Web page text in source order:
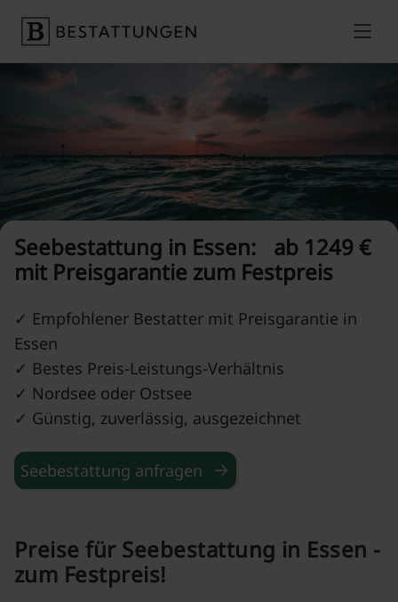
Seebestattung in Essen: ab 1249 €
mit Preisgarantie zum Festpreis
✓ Empfohlener Bestatter mit Preisgarantie in
Essen
✓ Bestes Preis-Leistungs-Verhältnis
✓ Nordsee oder Ostsee
✓ Günstig, zuverlässig, ausgezeichnet
Seebestattung anfragen
Preise für Seebestattung in Essen -
zum Festpreis!